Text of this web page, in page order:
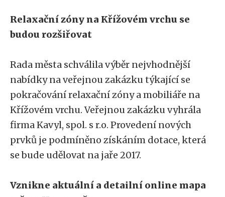
Relaxační zóny na Křížovém vrchu se
budou rozšiřovat
Rada města schválila výběr nejvhodnější
nabídky na veřejnou zakázku týkající se
pokračování relaxační zóny a mobiliáře na
Křížovém vrchu. Veřejnou zakázku vyhrála
firma Kavyl, spol. s r.o. Provedení nových
prvků je podmíněno získáním dotace, která
se bude udělovat na jaře 2017.
Vznikne aktuální a detailní online mapa